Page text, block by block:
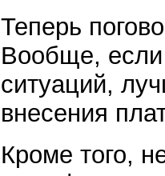
Теперь
Вообще, если
ситуаций,
внесения
Кроме того,